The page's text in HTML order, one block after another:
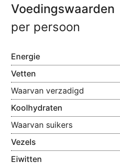
Voedingswaarden
per persoon
Energie
Vetten
Waarvan verzadigd
Koolhydraten
Waarvan suikers
Vezels
Eiwitten